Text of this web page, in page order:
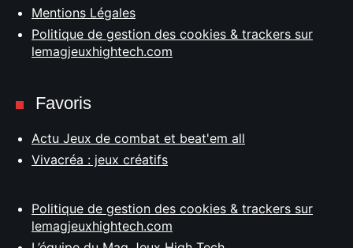
Mentions Légales
Politique de gestion des cookies & trackers sur
lemagjeuxhightech.com
Favoris
Actu Jeux de combat et beat'em all
Vivacréa : jeux créatifs
Politique de gestion des cookies & trackers sur
lemagjeuxhightech.com